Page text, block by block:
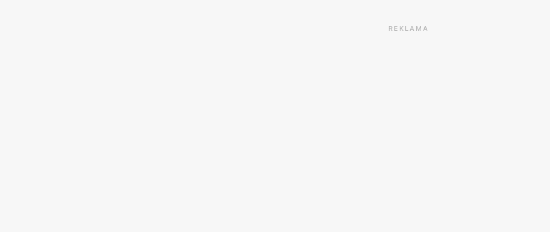
REKLAMA